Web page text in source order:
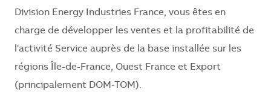
Division Energy Industries France, vous êtes en
charge de développer les ventes et la profitabilité de
l'activité Service auprès de la base installée sur les
régions Île-de-France, Ouest France et Export
(principalement DOM-TOM).